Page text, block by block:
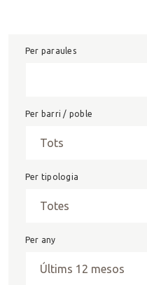
Per paraules
Per barri / poble
Per tipologia
Per any